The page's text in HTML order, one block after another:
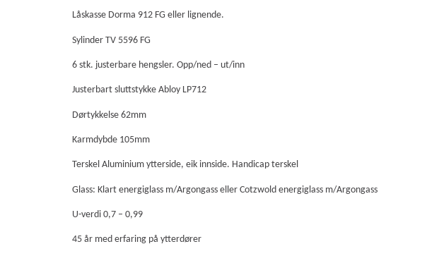
Låskasse Dorma 912 FG eller lignende.
Sylinder TV 5596 FG
6 stk. justerbare hengsler. Opp/ned – ut/inn
Justerbart sluttstykke Abloy LP712
Dørtykkelse 62mm
Karmdybde 105mm
Terskel Aluminium ytterside, eik innside. Handicap terskel
Glass: Klart energiglass m/Argongass eller Cotzwold energiglass m/Argongass
U-verdi 0,7 – 0,99
45 år med erfaring på ytterdører